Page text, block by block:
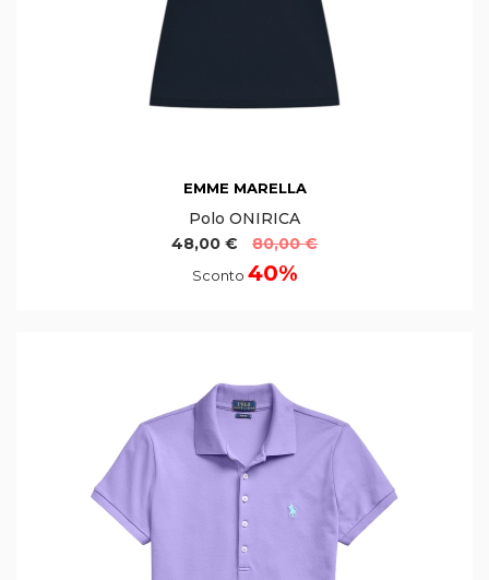
EMME MARELLA
Polo ONIRICA
48,00 €
80,00 €
Sconto 40%